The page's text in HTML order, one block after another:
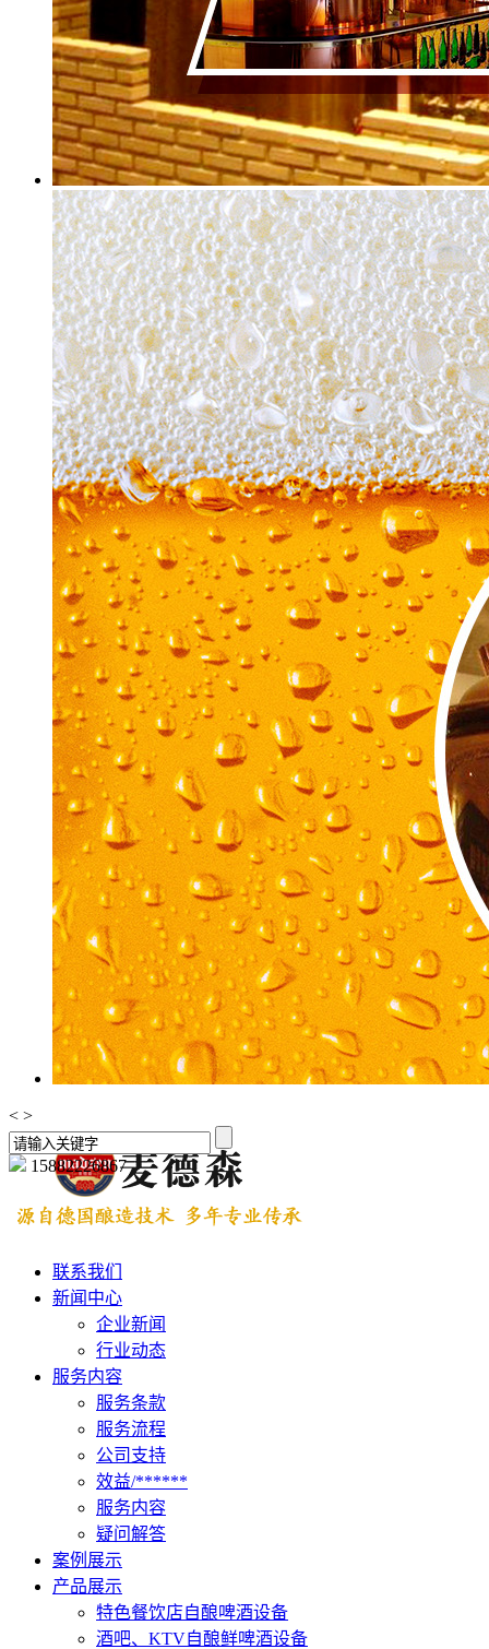
< >
15882226867
联系我们
新闻中心
企业新闻
行业动态
服务内容
服务条款
服务流程
公司支持
效益/******
服务内容
疑问解答
案例展示
产品展示
特色餐饮店自酿啤酒设备
酒吧、KTV自酿鲜啤酒设备